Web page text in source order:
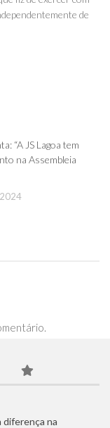
de
“A JS Lagoa tem
na Assembleia
diferença na